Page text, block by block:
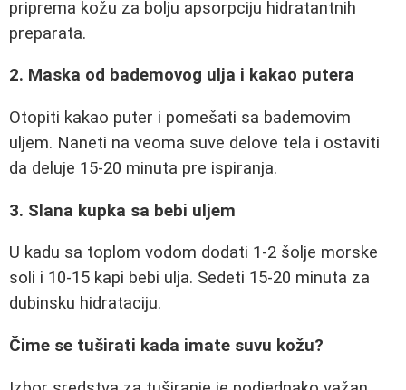
priprema kožu za bolju apsorpciju hidratantnih
preparata.
2. Maska od bademovog ulja i kakao putera
Otopiti kakao puter i pomešati sa bademovim
uljem. Naneti na veoma suve delove tela i ostaviti
da deluje 15-20 minuta pre ispiranja.
3. Slana kupka sa bebi uljem
U kadu sa toplom vodom dodati 1-2 šolje morske
soli i 10-15 kapi bebi ulja. Sedeti 15-20 minuta za
dubinsku hidrataciju.
Čime se tuširati kada imate suvu kožu?